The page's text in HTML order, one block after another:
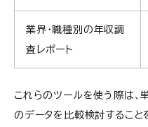
業界・職種別の年収調
査レポート
これらのツールを使う際は、
のデータを比較検討すること